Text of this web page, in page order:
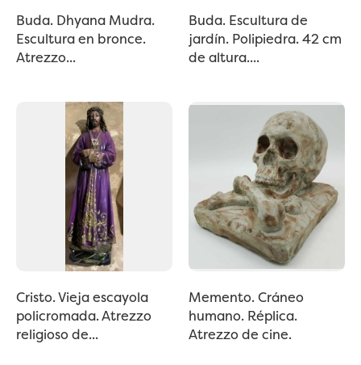
Buda. Dhyana Mudra.
Escultura en bronce.
Atrezzo...
Buda. Escultura de
jardín. Polipiedra. 42 cm
de altura....
Cristo. Vieja escayola
policromada. Atrezzo
religioso de...
Memento. Cráneo
humano. Réplica.
Atrezzo de cine.